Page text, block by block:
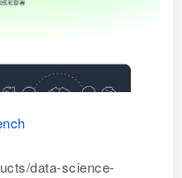
data-science-